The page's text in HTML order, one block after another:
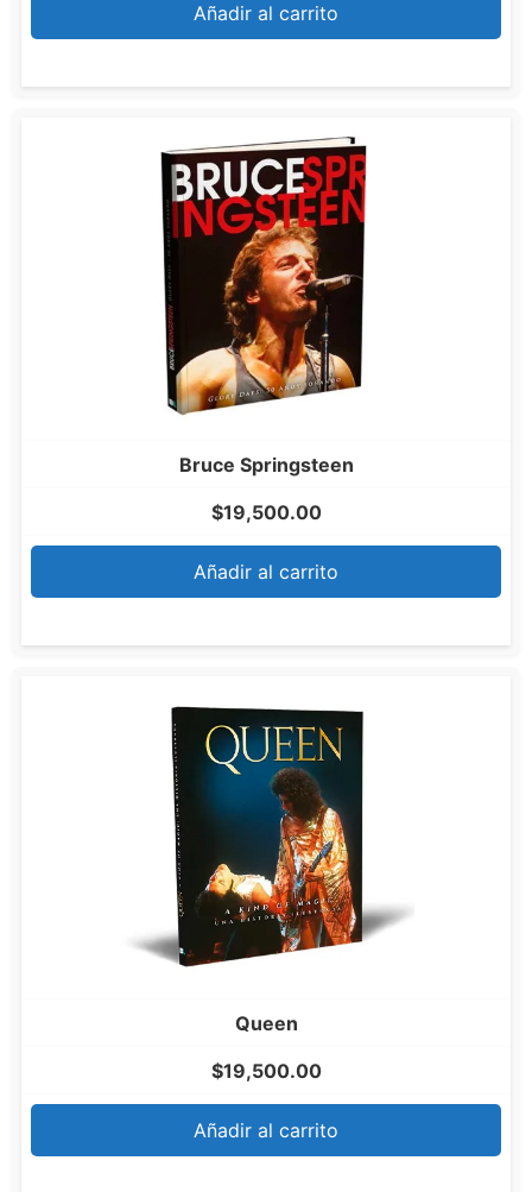
Añadir al carrito
Bruce Springsteen
$19,500.00
Añadir al carrito
Queen
$19,500.00
Añadir al carrito